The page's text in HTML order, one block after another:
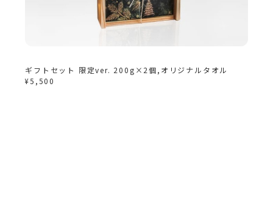
ギフトセット 限定ver. 200g×2個,オリジナルタオル
¥5,500